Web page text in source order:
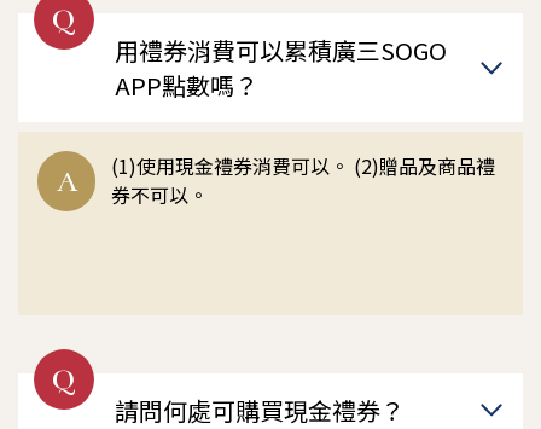
Q
用禮券消費可以累積廣三SOGO
APP點數嗎？
A
(1)使用現金禮券消費可以。 (2)贈品及商品禮
券不可以。
Q
請問何處可購買現金禮券？